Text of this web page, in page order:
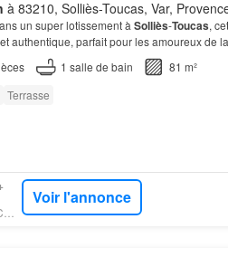
à 83210, Solliès-Toucas, Var,
un super lotissement à Solliès-Toucas,
authentique, parfait pour les amoureux de
également très agréable avec deux
1 salle de bain
81 m²
Terrasse
Voir l'annonce